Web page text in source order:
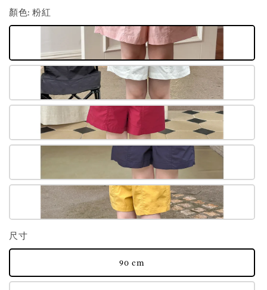
顏色: 粉紅
尺寸
90 cm